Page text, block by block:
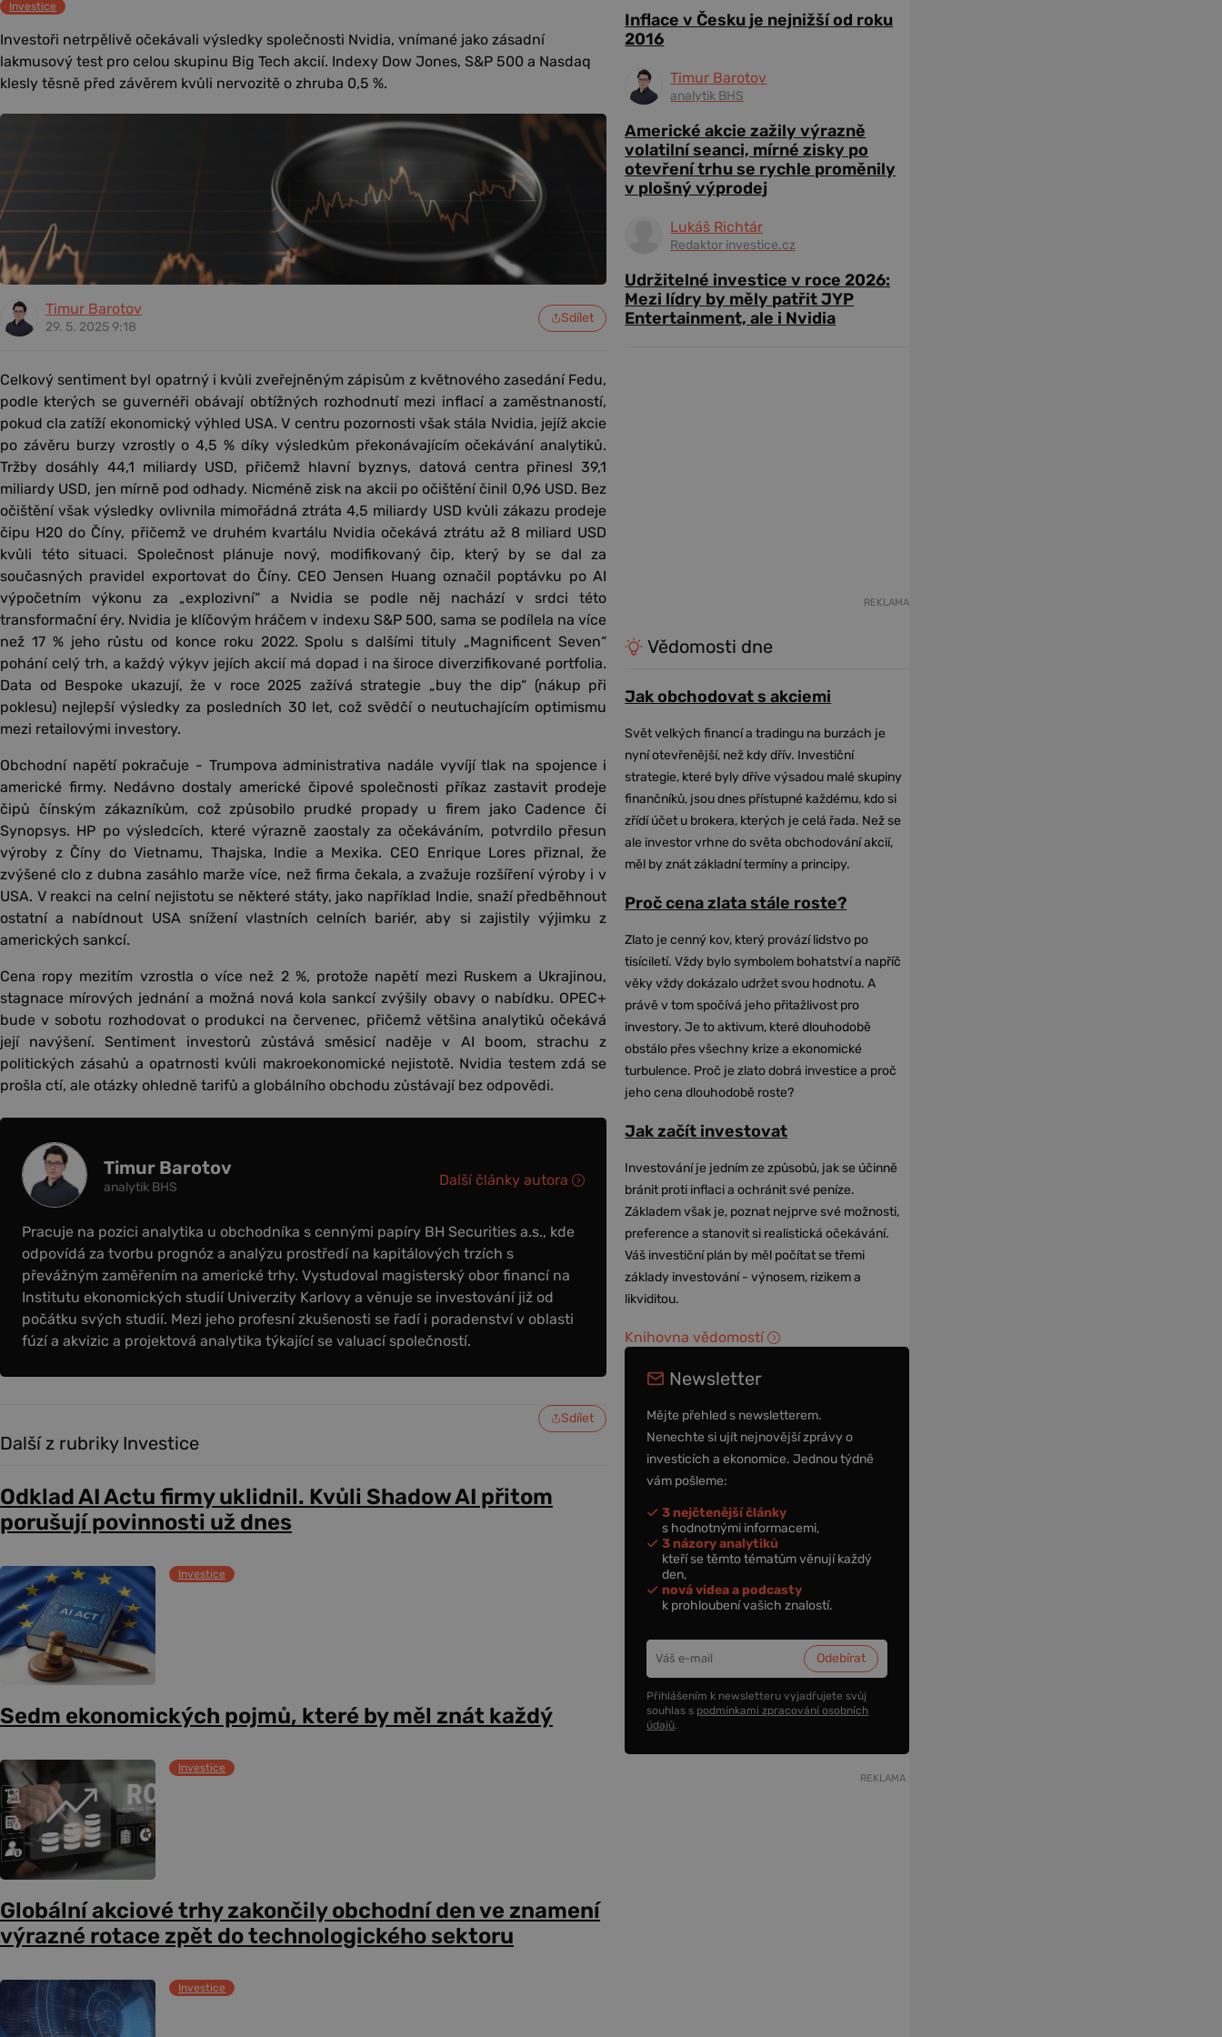
Investice
Investoři netrpělivě očekávali výsledky společnosti Nvidia, vnímané jako zásadní
lakmusový test pro celou skupinu Big Tech akcií. Indexy Dow Jones, S&P 500 a Nasdaq
klesly těsně před závěrem kvůli nervozitě o zhruba 0,5 %.
Timur Barotov
29. 5. 2025 9:18
Sdílet
Celkový sentiment byl opatrný i kvůli zveřejněným zápisům z květnového zasedání Fedu,
podle kterých se guvernéři obávají obtížných rozhodnutí mezi inflací a zaměstnaností,
pokud cla zatíží ekonomický výhled USA. V centru pozornosti však stála Nvidia, jejíž akcie
po závěru burzy vzrostly o 4,5 % díky výsledkům překonávajícím očekávání analytiků.
Tržby dosáhly 44,1 miliardy USD, přičemž hlavní byznys, datová centra přinesl 39,1
miliardy USD, jen mírně pod odhady. Nicméně zisk na akcii po očištění činil 0,96 USD. Bez
očištění však výsledky ovlivnila mimořádná ztráta 4,5 miliardy USD kvůli zákazu prodeje
čipu H20 do Číny, přičemž ve druhém kvartálu Nvidia očekává ztrátu až 8 miliard USD
kvůli této situaci. Společnost plánuje nový, modifikovaný čip, který by se dal za
současných pravidel exportovat do Číny. CEO Jensen Huang označil poptávku po AI
výpočetním výkonu za „explozivní“ a Nvidia se podle něj nachází v srdci této
transformační éry. Nvidia je klíčovým hráčem v indexu S&P 500, sama se podílela na více
než 17 % jeho růstu od konce roku 2022. Spolu s dalšími tituly „Magnificent Seven“
pohání celý trh, a každý výkyv jejích akcií má dopad i na široce diverzifikované portfolia.
Data od Bespoke ukazují, že v roce 2025 zažívá strategie „buy the dip“ (nákup při
poklesu) nejlepší výsledky za posledních 30 let, což svědčí o neutuchajícím optimismu
mezi retailovými investory.
Obchodní napětí pokračuje - Trumpova administrativa nadále vyvíjí tlak na spojence i
americké firmy. Nedávno dostaly americké čipové společnosti příkaz zastavit prodeje
čipů čínským zákazníkům, což způsobilo prudké propady u firem jako Cadence či
Synopsys. HP po výsledcích, které výrazně zaostaly za očekáváním, potvrdilo přesun
výroby z Číny do Vietnamu, Thajska, Indie a Mexika. CEO Enrique Lores přiznal, že
zvýšené clo z dubna zasáhlo marže více, než firma čekala, a zvažuje rozšíření výroby i v
USA. V reakci na celní nejistotu se některé státy, jako například Indie, snaží předběhnout
ostatní a nabídnout USA snížení vlastních celních bariér, aby si zajistily výjimku z
amerických sankcí.
Cena ropy mezitím vzrostla o více než 2 %, protože napětí mezi Ruskem a Ukrajinou,
stagnace mírových jednání a možná nová kola sankcí zvýšily obavy o nabídku. OPEC+
bude v sobotu rozhodovat o produkci na červenec, přičemž většina analytiků očekává
její navýšení. Sentiment investorů zůstává směsicí naděje v AI boom, strachu z
politických zásahů a opatrnosti kvůli makroekonomické nejistotě. Nvidia testem zdá se
prošla ctí, ale otázky ohledně tarifů a globálního obchodu zůstávají bez odpovědi.
Timur Barotov
analytik BHS
Pracuje na pozici analytika u obchodníka s cennými papíry BH Securities a.s., kde
odpovídá za tvorbu prognóz a analýzu prostředí na kapitálových trzích s
převážným zaměřením na americké trhy. Vystudoval magisterský obor financí na
Institutu ekonomických studií Univerzity Karlovy a věnuje se investování již od
počátku svých studií. Mezi jeho profesní zkušenosti se řadí i poradenství v oblasti
fúzí a akvizic a projektová analytika týkající se valuací společností.
Další články autora
Sdílet
Další z rubriky Investice
Odklad AI Actu firmy uklidnil. Kvůli Shadow AI přitom
porušují povinnosti už dnes
Investice
Sedm ekonomických pojmů, které by měl znát každý
Investice
Globální akciové trhy zakončily obchodní den ve znamení
výrazné rotace zpět do technologického sektoru
Investice
Inflace v Česku je nejnižší od roku
2016
Timur Barotov
analytik BHS
Americké akcie zažily výrazně
volatilní seanci, mírné zisky po
otevření trhu se rychle proměnily
v plošný výprodej
Lukáš Richtár
Redaktor investice.cz
Udržitelné investice v roce 2026:
Mezi lídry by měly patřit JYP
Entertainment, ale i Nvidia
REKLAMA
Vědomosti dne
Jak obchodovat s akciemi
Svět velkých financí a tradingu na burzách je
nyní otevřenější, než kdy dřív. Investiční
strategie, které byly dříve výsadou malé skupiny
finančníků, jsou dnes přístupné každému, kdo si
zřídí účet u brokera, kterých je celá řada. Než se
ale investor vrhne do světa obchodování akcií,
měl by znát základní termíny a principy.
Proč cena zlata stále roste?
Zlato je cenný kov, který provází lidstvo po
tisíciletí. Vždy bylo symbolem bohatství a napříč
věky vždy dokázalo udržet svou hodnotu. A
právě v tom spočívá jeho přitažlivost pro
investory. Je to aktivum, které dlouhodobě
obstálo přes všechny krize a ekonomické
turbulence. Proč je zlato dobrá investice a proč
jeho cena dlouhodobě roste?
Jak začít investovat
Investování je jedním ze způsobů, jak se účinně
bránit proti inflaci a ochránit své peníze.
Základem však je, poznat nejprve své možnosti,
preference a stanovit si realistická očekávání.
Váš investiční plán by měl počítat se třemi
základy investování - výnosem, rizikem a
likviditou.
Knihovna vědomostí
Newsletter
Mějte přehled s newsletterem.
Nenechte si ujít nejnovější zprávy o
investicích a ekonomice. Jednou týdně
vám pošleme:
3 nejčtenější články
s hodnotnými informacemi,
3 názory analytiků
kteří se těmto tématům věnují každý
den,
nová videa a podcasty
k prohloubení vašich znalostí.
Přihlášením k newsletteru vyjadřujete svůj
souhlas s podmínkami zpracování osobních
údajů.
REKLAMA